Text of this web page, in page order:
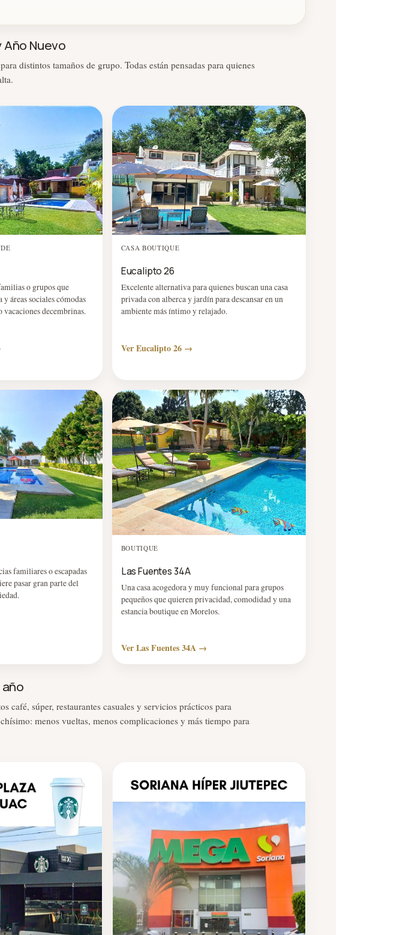
Nuevo
distintos tamaños de grupo. Todas están pensadas para quienes
o grupos que
áreas sociales cómodas
decembrinas.
CASA BOUTIQUE
Eucalipto 26
Excelente alternativa para quienes buscan una casa
privada con alberca y jardín para descansar en un
ambiente más íntimo y relajado.
Ver Eucalipto 26 →
familiares o escapadas
pasar gran parte del
BOUTIQUE
Las Fuentes 34A
Una casa acogedora y muy funcional para grupos
pequeños que quieren privacidad, comodidad y una
estancia boutique en Morelos.
Ver Las Fuentes 34A →
café, súper, restaurantes casuales y servicios prácticos para
menos vueltas, menos complicaciones y más tiempo para